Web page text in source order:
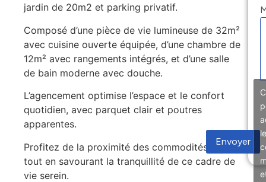
jardin de 20m2 et parking privatif.
Composé d’une pièce de vie lumineuse de 32m²
avec cuisine ouverte équipée, d’une chambre de
12m² avec rangements intégrés, et d’une salle
de bain moderne avec douche.
L’agencement optimise l’espace et le confort
quotidien, avec parquet clair et poutres
apparentes.
Profitez de la proximité des commodités locales
tout en savourant la tranquillité de ce cadre de
vie serein.
Envoyer